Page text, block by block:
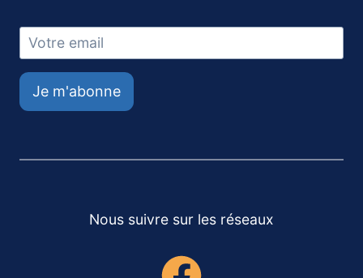
Je m'abonne
Nous suivre sur les réseaux